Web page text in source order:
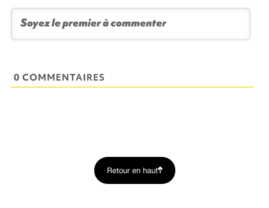
0 COMMENTAIRES
Retour en haut